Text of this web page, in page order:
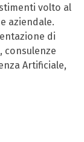
volto al
aziendale.
di
Artificiale,